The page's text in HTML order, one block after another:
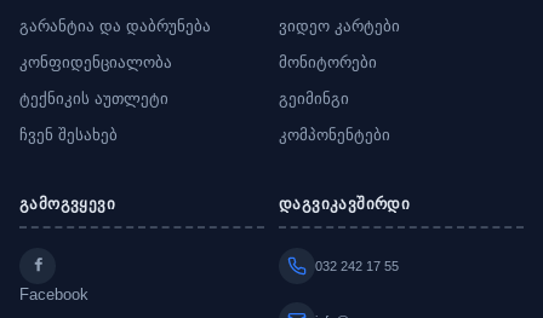
გარანტია და დაბრუნება
კონფიდენციალობა
ტექნიკის აუთლეტი
ჩვენ შესახებ
ვიდეო კარტები
მონიტორები
გეიმინგი
კომპონენტები
გამოგვყევი
Facebook
დაგვიკავშირდი
032 242 17 55